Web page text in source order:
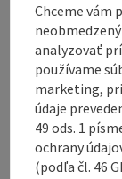
June
July
August
October
Properties:
Loop
Scenic
Chceme vám
analyzovať
používame
marketing,
údaje
49 ods. 1
ochrany
(podľa čl. 46